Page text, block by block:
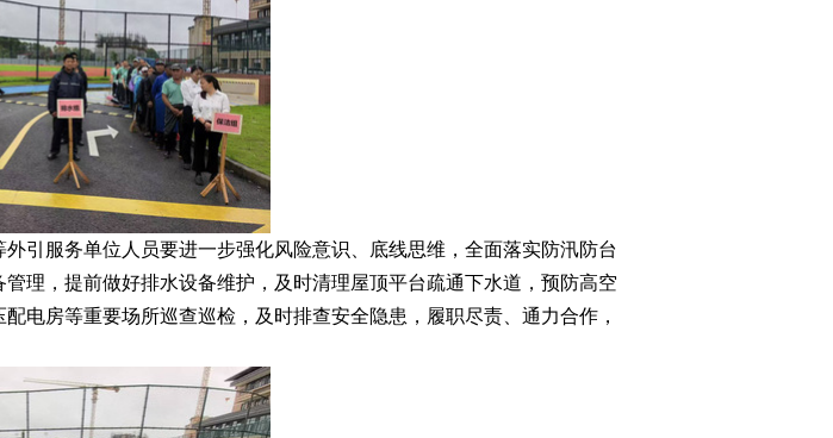
引服务单位人员要进一步强化风险意识、底线思维，全面落实防汛防台
理，提前做好排水设备维护，及时清理屋顶平台疏通下水道，预防高空
电房等重要场所巡查巡检，及时排查安全隐患，履职尽责、通力合作，